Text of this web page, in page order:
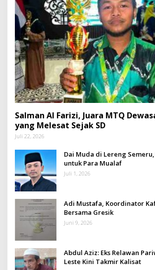
Salman Al Farizi, Juara MTQ
yang Melesat Sejak SD
Juli 22, 2026
Dai Muda di Lereng
untuk Para Mualaf
Juli 1, 2026
Adi Mustafa, Koordinator
Bersama Gresik
Juni 9, 2026
Abdul Aziz: Eks Relawan
Leste Kini Takmir Kalisat